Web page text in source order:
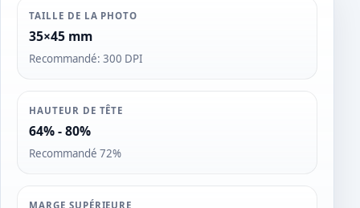
TAILLE DE LA PHOTO
35×45 mm
Recommandé: 300 DPI
HAUTEUR DE TÊTE
64% - 80%
Recommandé 72%
MARGE SUPÉRIEURE